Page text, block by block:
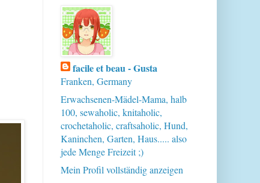
facile et beau - Gusta
Franken, Germany
Erwachsenen-Mädel-Mama, halb
100, sewaholic, knitaholic,
crochetaholic, craftsaholic, Hund,
Kaninchen, Garten, Haus..... also
jede Menge Freizeit ;)
Mein Profil vollständig anzeigen